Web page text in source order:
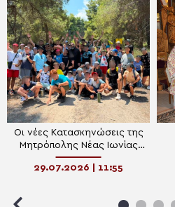
Οι νέες Κατασκηνώσεις της
Μητρόπολης Νέας Ιωνίας
γέμισαν με παιδικά χαμόγελα
29.07.2026 | 11:55